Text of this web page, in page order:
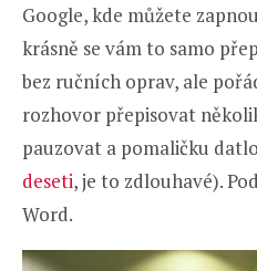
Google, kde můžete
krásně se vám to samo
bez ručních oprav, ale
rozhovor přepisovat
pauzovat a pomaličku
deseti, je to zdlouhavé).
Word.